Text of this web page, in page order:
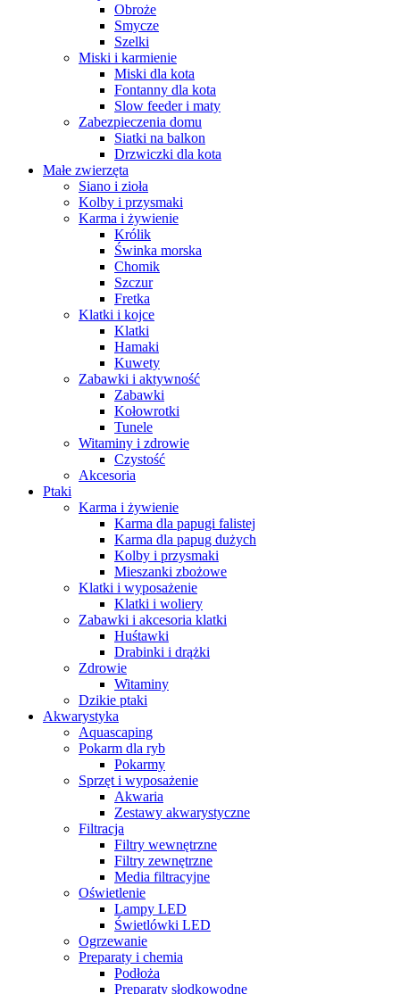
Obroże
Smycze
Szelki
Miski i karmienie
Miski dla kota
Fontanny dla kota
Slow feeder i maty
Zabezpieczenia domu
Siatki na balkon
Drzwiczki dla kota
Małe zwierzęta
Siano i zioła
Kolby i przysmaki
Karma i żywienie
Królik
Świnka morska
Chomik
Szczur
Fretka
Klatki i kojce
Klatki
Hamaki
Kuwety
Zabawki i aktywność
Zabawki
Kołowrotki
Tunele
Witaminy i zdrowie
Czystość
Akcesoria
Ptaki
Karma i żywienie
Karma dla papugi falistej
Karma dla papug dużych
Kolby i przysmaki
Mieszanki zbożowe
Klatki i wyposażenie
Klatki i woliery
Zabawki i akcesoria klatki
Huśtawki
Drabinki i drążki
Zdrowie
Witaminy
Dzikie ptaki
Akwarystyka
Aquascaping
Pokarm dla ryb
Pokarmy
Sprzęt i wyposażenie
Akwaria
Zestawy akwarystyczne
Filtracja
Filtry wewnętrzne
Filtry zewnętrzne
Media filtracyjne
Oświetlenie
Lampy LED
Świetlówki LED
Ogrzewanie
Preparaty i chemia
Podłoża
Preparaty słodkowodne